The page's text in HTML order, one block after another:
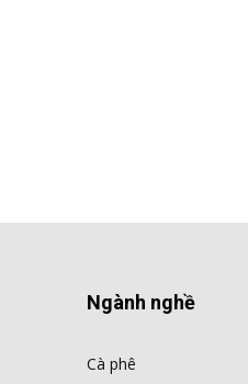
Ngành nghề
Cà phê